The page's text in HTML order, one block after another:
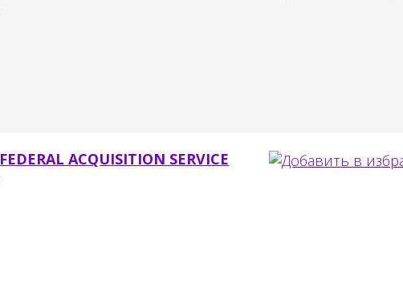
FEDERAL ACQUISITION SERVICE